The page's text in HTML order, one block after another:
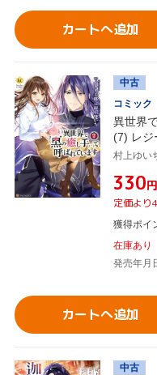
カートへ追加
中古
コミック
異世界
(7) レジ
村上ゆい
¥330円
定価より
獲得ポイ
在庫あり
発売年月
カートへ追加
中古